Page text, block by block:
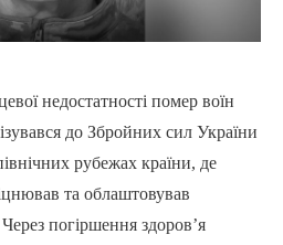
недостатності помер воїн
до Збройних сил України
рубежах країни, де
та облаштовував
погіршення здоров’я